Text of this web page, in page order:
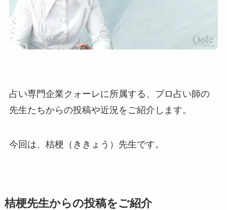
占い専門企業クォーレに所属する、プロ占い師の
先生たちからの投稿や近況をご紹介します。
今回は、桔梗（ききょう）先生です。
桔梗先生からの投稿をご紹介